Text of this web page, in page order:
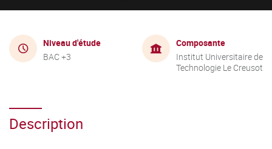
Niveau d'étude
BAC +3
Composante
Institut Universitaire de
Technologie Le Creusot
Description